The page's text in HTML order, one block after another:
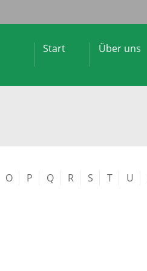
Start Über uns
O P Q R S T U